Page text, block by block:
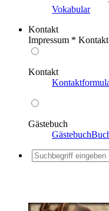
Vokabular
Kontakt
Impressum *
Kontakt
Gästebuch
Gästebuch